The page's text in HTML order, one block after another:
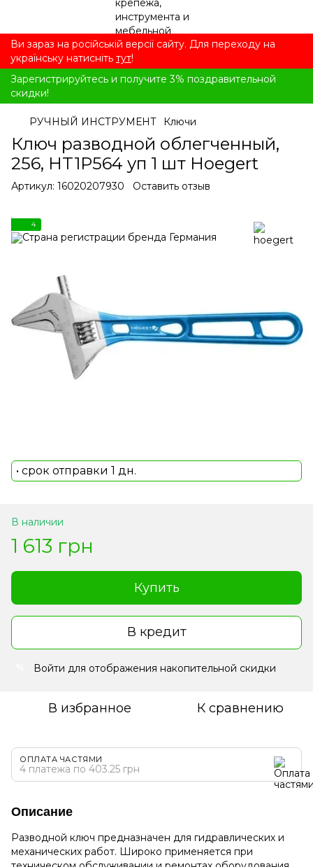
Ви зараз на російській версії сайту. Для переходу на
українську натисніть тут!
Зарегистрируйтесь и получите 3% поздравительной
скидки!
РУЧНЫЙ ИНСТРУМЕНТ Ключи
Ключ разводной облегченный,
256, HT1P564 уп 1 шт Hoegert
Артикул: 16020207930 Оставить отзыв
4
• срок отправки 1 дн.
В наличии
1 613 грн
Купить
В кредит
Войти для отображения накопительной скидки
В избранное К сравнению
ОПЛАТА ЧАСТЯМИ
4 платежа по 403.25 грн
Описание
Разводной ключ предназначен для гидравлических и
механических работ. Широко применяется при